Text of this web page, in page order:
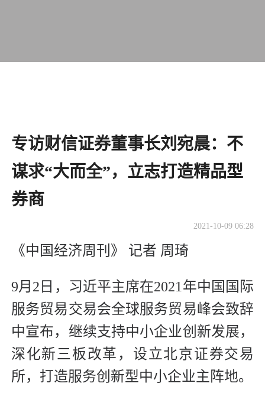
专访财信证券董事长刘宛晨：不
谋求“大而全”，立志打造精品型
券商
2021-10-09 06:28
《中国经济周刊》 记者 周琦
9月2日，习近平主席在2021年中国国际
服务贸易交易会全球服务贸易峰会致辞
中宣布，继续支持中小企业创新发展，
深化新三板改革，设立北京证券交易
所，打造服务创新型中小企业主阵地。